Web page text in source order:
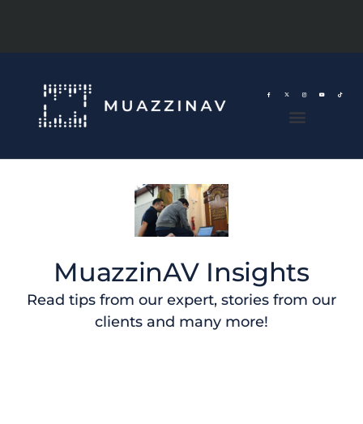
MuazzinAV Insights
Read tips from our expert, stories from our
clients and many more!